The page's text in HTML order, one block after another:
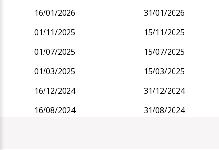
16/01/2026
31/01/2026
01/11/2025
15/11/2025
01/07/2025
15/07/2025
01/03/2025
15/03/2025
16/12/2024
31/12/2024
16/08/2024
31/08/2024